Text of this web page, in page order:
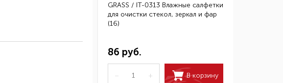
GRASS / IT-0313 Влажные салфетки
для очистки стекол, зеркал и фар
(16)
86 руб.
– + В корзину